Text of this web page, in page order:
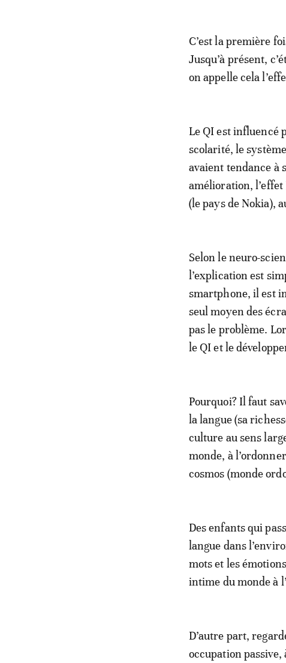
C’est la première
Jusqu’à présent,
on appelle cela
Le QI est influencé
scolarité, le
avaient tendance à
amélioration,
(le pays de Nokia),
Selon le neuro-
l’explication est
smartphone, il est
seul moyen des
pas le problème.
le QI et le
Pourquoi? Il faut
la langue (sa
culture au sens
monde, à
cosmos (monde
Des enfants qui
langue dans
mots et les
intime du monde à
D’autre part,
occupation